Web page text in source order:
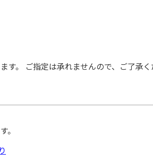
。 ご指定は承れませんので、ご了承く
。